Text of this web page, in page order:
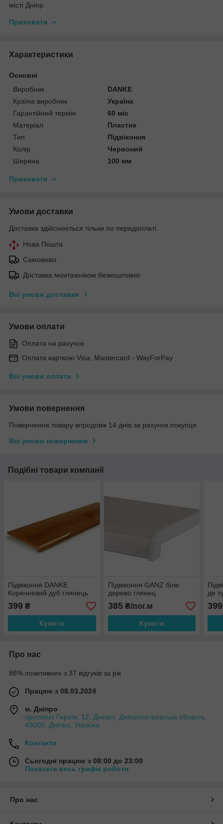
місті Дніпр.
Приховати
Характеристики
Основні
Виробник
DANKE
Країна виробник
Україна
Гарантійний термін
60 міс
Матеріал
Пластик
Тип
Підвіконня
Колір
Червоний
Ширина
100 мм
Приховати
Умови доставки
Доставка здійснюється тільки по передоплаті.
Нова Пошта
Самовивіз
Доставка монтажніком безкоштовно
Всі умови доставки
Умови оплати
Оплата на рахунок
Оплата карткою Visa, Mastercard - WayForPay
Всі умови оплати
Умови повернення
Повернення товару впродовж 14 днів за рахунок покупця
Всі умови повернення
Подібні товари компанії
Підвіконня DANKE
Коричневий дуб глянець
399 ₴
Купити
Підвіконня GANZ біле
дерево глянец
385₴/пог.м
Купити
де
399
Про нас
86% позитивних з 37 відгуків за рік
Працює з 08.03.2024
м. Дніпро
проспект Героїв, 12, Дніпро, Дніпропетровська область,
49000, Дніпро, Україна
Контакти
Сьогодні працює з 08:00 до 23:00
Показати весь графік роботи
Про нас